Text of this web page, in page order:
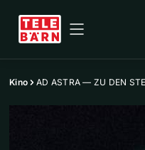
Kino AD ASTRA — ZU DEN